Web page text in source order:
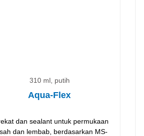
310 ml, putih
Aqua-Flex
dan sealant untuk permukaan
dan lembab, berdasarkan MS-